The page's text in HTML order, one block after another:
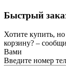
Быстрый
Хотите купить,
корзину? –
Вами
Введите номер